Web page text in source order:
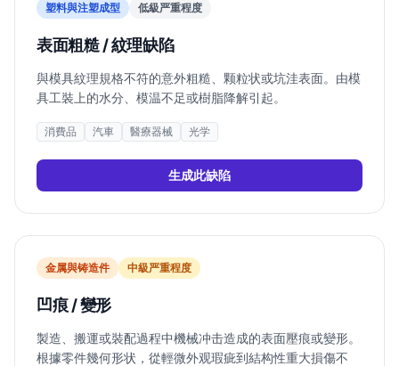
塑料與注塑成型 低級严重程度
表面粗糙 / 紋理缺陷
與模具紋理規格不符的意外粗糙、颗粒状或坑洼表面。由模
具工裝上的水分、模温不足或樹脂降解引起。
消費品 汽車 醫療器械 光学
生成此缺陷
金属與铸造件 中級严重程度
凹痕 / 變形
製造、搬運或裝配過程中機械冲击造成的表面壓痕或變形。
根據零件幾何形状，從輕微外观瑕疵到結构性重大損傷不